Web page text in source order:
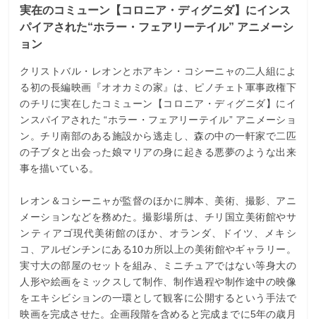
実在のコミューン【コロニア・ディグニダ】にインス
パイアされた“ホラー・フェアリーテイル” アニメーシ
ョン
クリストバル・レオンとホアキン・コシーニャの二人組によ
る初の長編映画『オオカミの家』は、ピノチェト軍事政権下
のチリに実在したコミューン【コロニア・ディグニダ】にイ
ンスパイアされた “ホラー・フェアリーテイル” アニメーショ
ン。チリ南部のある施設から逃走し、森の中の一軒家で二匹
の子ブタと出会った娘マリアの身に起きる悪夢のような出来
事を描いている。
レオン＆コシーニャが監督のほかに脚本、美術、撮影、アニ
メーションなどを務めた。撮影場所は、チリ国立美術館やサ
ンティアゴ現代美術館のほか、オランダ、ドイツ、メキシ
コ、アルゼンチンにある10カ所以上の美術館やギャラリー。
実寸大の部屋のセットを組み、ミニチュアではない等身大の
人形や絵画をミックスして制作、制作過程や制作途中の映像
をエキシビションの一環として観客に公開するという手法で
映画を完成させた。企画段階を含めると完成までに5年の歳月